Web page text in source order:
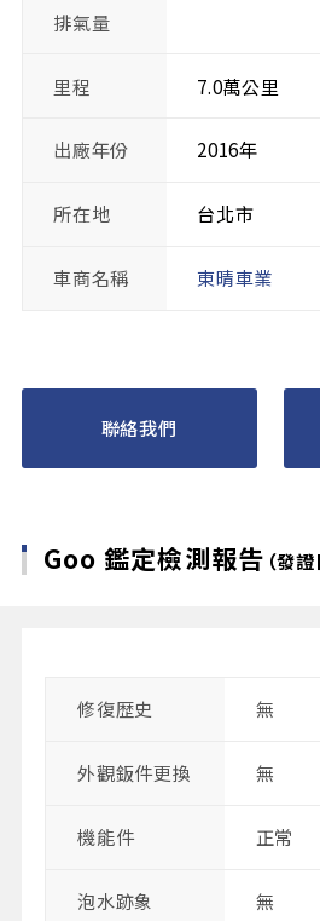
排氣量
里程 7.0萬公里
出廠年份 2016年
所在地 台北市
車商名稱 東晴車業
聯絡我們
Goo 鑑定檢測報告 （發
修復歴史 無
外觀鈑件更換 無
機能件 正常
泡水跡象 無